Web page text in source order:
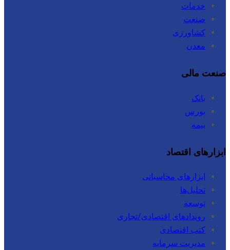
خدمات
صنعت
کشاورزی
معدن
صنعت مالی
بانک
بورس
بیمه
ابزارهای اقتصاد
ابزارهای محاسباتی
تحلیل‌ها
توسعه
رویدادهای اقتصادی/تجاری
کتب اقتصادی
مدیریت سرمایه